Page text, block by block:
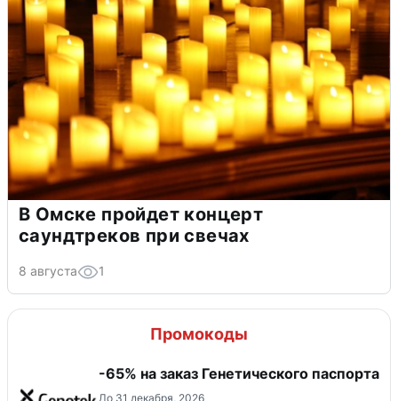
В Омске пройдет концерт
саундтреков при свечах
8 августа 1
Промокоды
-65% на заказ Генетического паспорта
До 31 декабря, 2026